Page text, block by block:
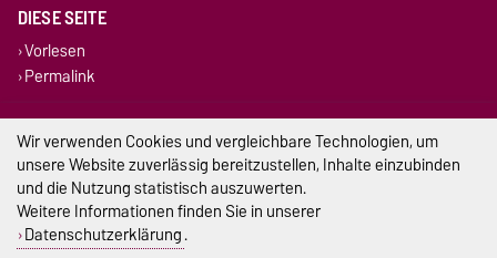
DIESE SEITE
Vorlesen
Permalink
Impressum
Datenschutz
Barrierefreiheit
Wir verwenden Cookies und vergleichbare Technologien, um
unsere Website zuverlässig bereitzustellen, Inhalte einzubinden
und die Nutzung statistisch auszuwerten.
Weitere Informationen finden Sie in unserer
Datenschutzerklärung.